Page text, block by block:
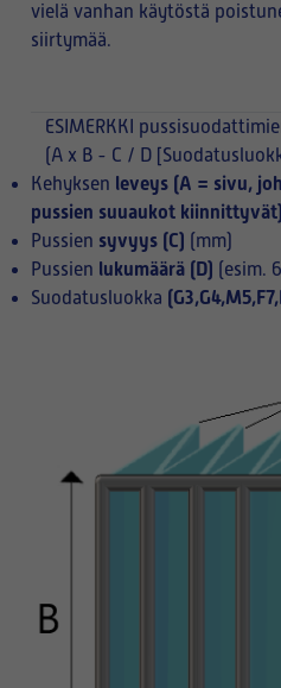
vielä vanhan käytöstä
siirtymää.
ESIMERKKI
(A x B - C / D
Kehyksen leveys (A = sivu,
pussien suuaukot kiinnittyvät)
Pussien syvyys (C) (mm)
Pussien lukumäärä (D) (esim.
Suodatusluokka